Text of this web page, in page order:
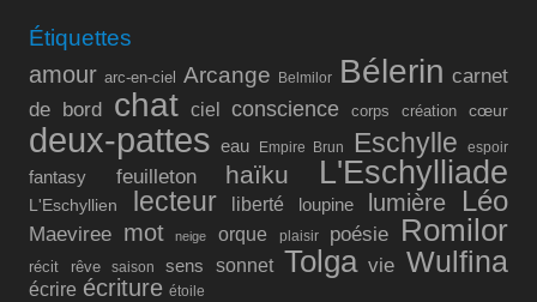
Étiquettes
amour arc-en-ciel Arcange Belmilor Bélerin carnet
de bord chat ciel conscience corps création cœur
deux-pattes eau Empire Brun Eschylle espoir
fantasy feuilleton haïku L'Eschylliade
L'Eschyllien lecteur liberté loupine lumière Léo
Maeviree mot neige orque plaisir poésie Romilor
récit rêve saison sens sonnet Tolga vie Wulfina
écrire écriture étoile